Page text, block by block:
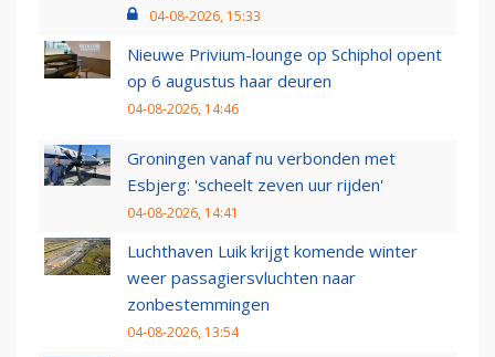
04-08-2026, 15:33
Nieuwe Privium-lounge op Schiphol opent
op 6 augustus haar deuren
04-08-2026, 14:46
Groningen vanaf nu verbonden met
Esbjerg: 'scheelt zeven uur rijden'
04-08-2026, 14:41
Luchthaven Luik krijgt komende winter
weer passagiersvluchten naar
zonbestemmingen
04-08-2026, 13:54